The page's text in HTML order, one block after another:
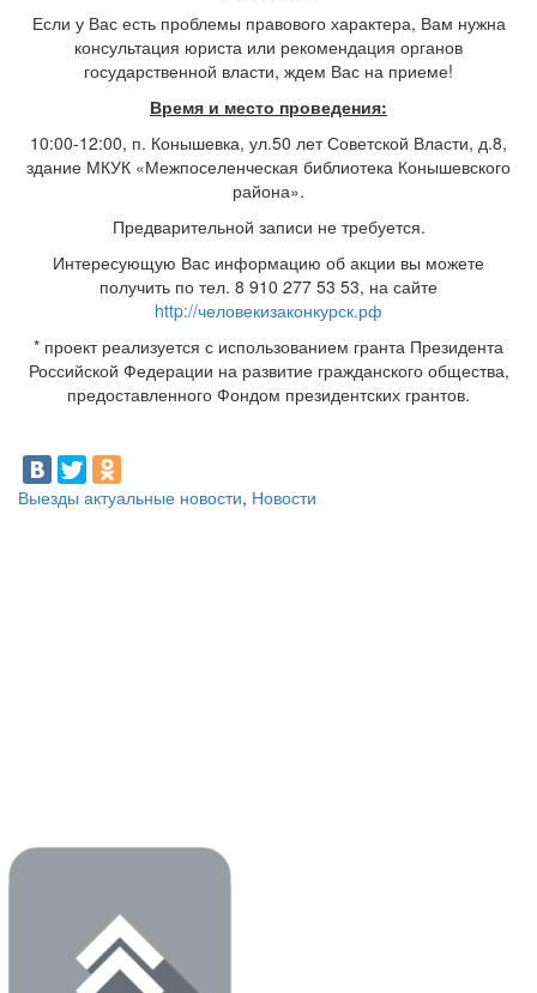
Если у Вас есть проблемы правового характера, Вам нужна
консультация юриста или рекомендация органов
государственной власти, ждем Вас на приеме!
Время и место проведения:
10:00-12:00, п. Конышевка, ул.50 лет Советской Власти, д.8,
здание МКУК «Межпоселенческая библиотека Конышевского
района».
Предварительной записи не требуется.
Интересующую Вас информацию об акции вы можете
получить по тел. 8 910 277 53 53, на сайте
http://человекизаконкурск.рф
* проект реализуется с использованием гранта Президента
Российской Федерации на развитие гражданского общества,
предоставленного Фондом президентских грантов.
Выезды актуальные новости, Новости